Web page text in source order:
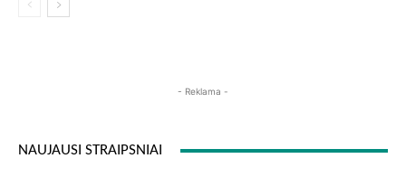
- Reklama -
NAUJAUSI STRAIPSNIAI